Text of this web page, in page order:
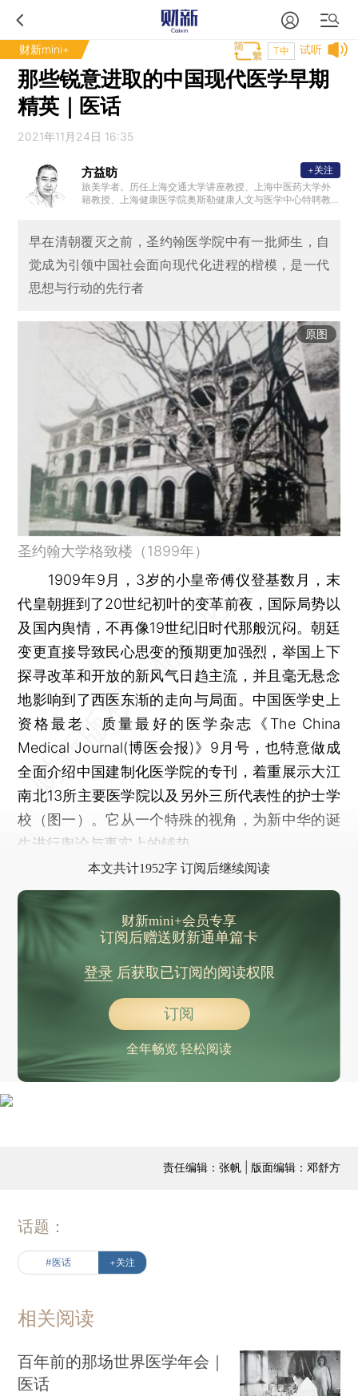
财新mini+ 试听
T中
那些锐意进取的中国现代医学早期
精英｜医话
2021年11月24日 16:35
方益昉
旅美学者。历任上海交通大学讲座教授、上海中医药大学外
籍教授、上海健康医学院奥斯勒健康人文与医学中心特聘教
+关注
早在清朝覆灭之前，圣约翰医学院中有一批师生，自
觉成为引领中国社会面向现代化进程的楷模，是一代
思想与行动的先行者
原图
圣约翰大学格致楼（1899年）
1909年9月，3岁的小皇帝傅仪登基数月，末
代皇朝捱到了20世纪初叶的变革前夜，国际局势以
及国内舆情，不再像19世纪旧时代那般沉闷。朝廷
变更直接导致民心思变的预期更加强烈，举国上下
探寻改革和开放的新风气日趋主流，并且毫无悬念
地影响到了西医东渐的走向与局面。中国医学史上
资格最老、质量最好的医学杂志《The China
Medical Journal(博医会报)》9月号，也特意做成
全面介绍中国建制化医学院的专刊，着重展示大江
南北13所主要医学院以及另外三所代表性的护士学
校（图一）。它从一个特殊的视角，为新中华的诞
生进行舆论与事实上的铺垫。
本文共计1952字 订阅后继续阅读
财新mini+会员专享
订阅后赠送财新通单篇卡
登录后获取已订阅的阅读权限
订阅
全年畅览 轻松阅读
责任编辑：张帆 | 版面编辑：邓舒方
话题：
#医话 +关注
相关阅读
百年前的那场世界医学年会｜
医话